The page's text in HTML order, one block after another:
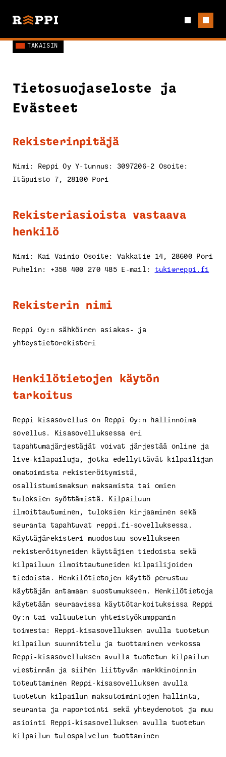
TAKAISIN
Tietosuojaseloste ja
Evästeet
Rekisterinpitäjä
Nimi: Reppi Oy Y-tunnus: 3097206-2 Osoite:
Itäpuisto 7, 28100 Pori
Rekisteriasioista vastaava
henkilö
Nimi: Kai Vainio Osoite: Vakkatie 14, 28600 Pori
Puhelin: +358 400 270 485 E-mail: tuki@reppi.fi
Rekisterin nimi
Reppi Oy:n sähköinen asiakas- ja
yhteystietorekisteri
Henkilötietojen käytön
tarkoitus
Reppi kisasovellus on Reppi Oy:n hallinnoima
sovellus. Kisasovelluksessa eri
tapahtumajärjestäjät voivat järjestää online ja
live-kilapailuja, jotka edellyttävät kilpailijan
omatoimista rekisteröitymistä,
osallistumismaksun maksamista tai omien
tuloksien syöttämistä. Kilpailuun
ilmoittautuminen, tuloksien kirjaaminen sekä
seuranta tapahtuvat reppi.fi-sovelluksessa.
Käyttäjärekisteri muodostuu sovellukseen
rekisteröityneiden käyttäjien tiedoista sekä
kilpailuun ilmoittautuneiden kilpailijoiden
tiedoista. Henkilötietojen käyttö perustuu
käyttäjän antamaan suostumukseen. Henkilötietoja
käytetään seuraavissa käyttötarkoituksissa Reppi
Oy:n tai valtuutetun yhteistyökumppanin
toimesta: Reppi-kisasovelluksen avulla tuotetun
kilpailun suunnittelu ja tuottaminen verkossa
Reppi-kisasovelluksen avulla tuotetun kilpailun
viestinnän ja siihen liittyvän markkinoinnin
toteuttaminen Reppi-kisasovelluksen avulla
tuotetun kilpailun maksutoimintojen hallinta,
seuranta ja raportointi sekä yhteydenotot ja muu
asiointi Reppi-kisasovelluksen avulla tuotetun
kilpailun tulospalvelun tuottaminen